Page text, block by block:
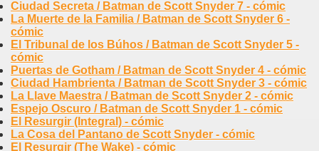
Ciudad Secreta / Batman de Scott Snyder 7 - cómic
La Muerte de la Familia / Batman de Scott Snyder 6 -
cómic
El Tribunal de los Búhos / Batman de Scott Snyder 5 -
cómic
Puertas de Gotham / Batman de Scott Snyder 4 - cómic
Ciudad Hambrienta / Batman de Scott Snyder 3 - cómic
La Llave Maestra / Batman de Scott Snyder 2 - cómic
Espejo Oscuro / Batman de Scott Snyder 1 - cómic
El Resurgir (Integral) - cómic
La Cosa del Pantano de Scott Snyder - cómic
El Resurgir (The Wake) - cómic